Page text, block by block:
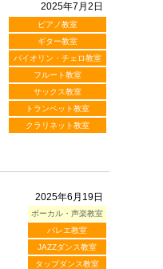
2025年7月2日
ピアノ教室
ギター教室
バイオリン・チェロ教室
フルート教室
サックス教室
トランペット教室
クラリネット教室
2025年6月19日
ボーカル・声楽教室
バレエ教室
JAZZダンス教室
タップダンス教室